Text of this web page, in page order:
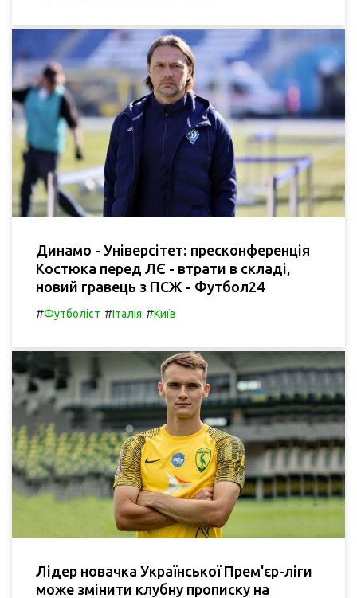
Динамо - Універсітет: пресконференція
Костюка перед ЛЄ - втрати в складі,
новий гравець з ПСЖ - Футбол24
#Футболіст #Італія #Київ
Лідер новачка Української Прем'єр-ліги
може змінити клубну прописку на